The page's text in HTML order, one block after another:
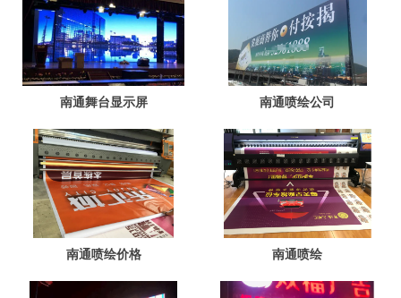
南通舞台显示屏 南通喷绘公司
南通喷绘价格 南通喷绘